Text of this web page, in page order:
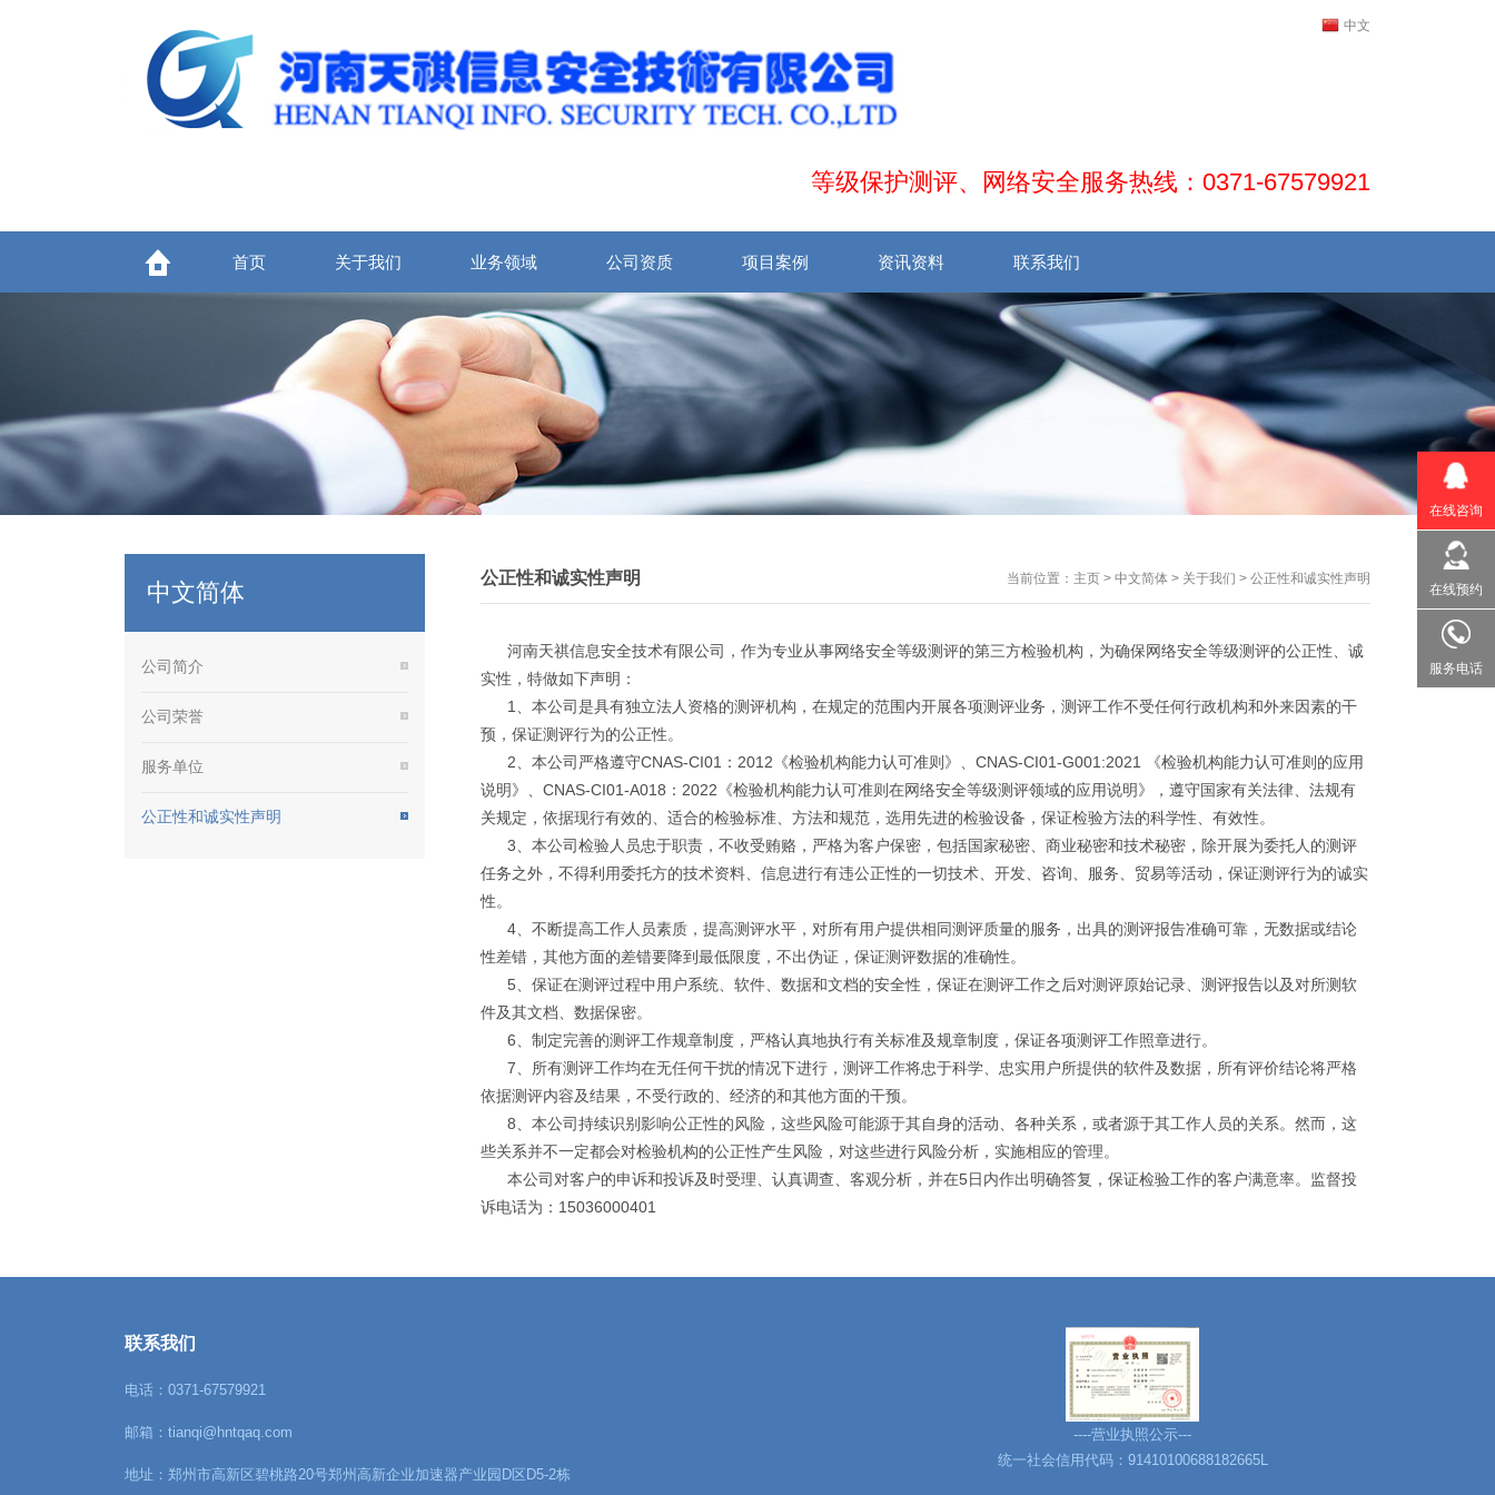
中文
等级保护测评、网络安全服务热线：0371-67579921
首页 关于我们 业务领域 公司资质 项目案例 资讯资料 联系我们
当前位置： 主页 > 中文简体 > 关于我们 > 公正性和诚实性声明
公正性和诚实性声明
河南天祺信息安全技术有限公司，作为专业从事网络安全等级测评的第三方检验机构，为确保网络安全等级测评的公正性、诚
实性，特做如下声明：
1、本公司是具有独立法人资格的测评机构，在规定的范围内开展各项测评业务，测评工作不受任何行政机构和外来因素的干
预，保证测评行为的公正性。
2、本公司严格遵守CNAS-CI01：2012《检验机构能力认可准则》、CNAS-CI01-G001:2021 《检验机构能力认可准则的应用
说明》、CNAS-CI01-A018：2022《检验机构能力认可准则在网络安全等级测评领域的应用说明》，遵守国家有关法律、法规有
关规定，依据现行有效的、适合的检验标准、方法和规范，选用先进的检验设备，保证检验方法的科学性、有效性。
3、本公司检验人员忠于职责，不收受贿赂，严格为客户保密，包括国家秘密、商业秘密和技术秘密，除开展为委托人的测评
任务之外，不得利用委托方的技术资料、信息进行有违公正性的一切技术、开发、咨询、服务、贸易等活动，保证测评行为的诚实
性。
4、不断提高工作人员素质，提高测评水平，对所有用户提供相同测评质量的服务，出具的测评报告准确可靠，无数据或结论
性差错，其他方面的差错要降到最低限度，不出伪证，保证测评数据的准确性。
5、保证在测评过程中用户系统、软件、数据和文档的安全性，保证在测评工作之后对测评原始记录、测评报告以及对所测软
件及其文档、数据保密。
6、制定完善的测评工作规章制度，严格认真地执行有关标准及规章制度，保证各项测评工作照章进行。
7、所有测评工作均在无任何干扰的情况下进行，测评工作将忠于科学、忠实用户所提供的软件及数据，所有评价结论将严格
依据测评内容及结果，不受行政的、经济的和其他方面的干预。
8、本公司持续识别影响公正性的风险，这些风险可能源于其自身的活动、各种关系，或者源于其工作人员的关系。然而，这
些关系并不一定都会对检验机构的公正性产生风险，对这些进行风险分析，实施相应的管理。
本公司对客户的申诉和投诉及时受理、认真调查、客观分析，并在5日内作出明确答复，保证检验工作的客户满意率。监督投
诉电话为：15036000401
中文简体
公司简介
公司荣誉
服务单位
公正性和诚实性声明
联系我们
电话：0371-67579921
邮箱：tianqi@hntqaq.com
地址：郑州市高新区碧桃路20号郑州高新企业加速器产业园D区D5-2栋
----营业执照公示---
统一社会信用代码：91410100688182665L
在线咨询
在线预约
服务电话